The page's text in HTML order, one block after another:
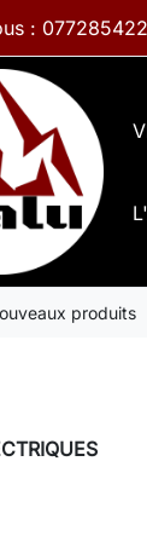
:
produits